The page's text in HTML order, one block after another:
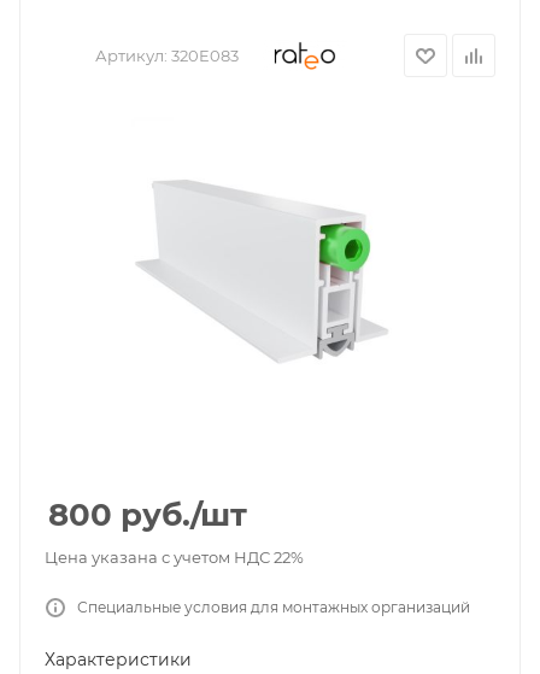
Артикул: 320E083
800 руб./шт
Цена указана с учетом НДС 22%
Специальные условия для монтажных организаций
Характеристики